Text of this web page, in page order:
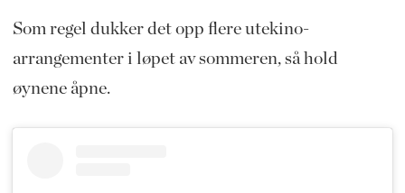
Som regel dukker det opp flere utekino-
arrangementer i løpet av sommeren, så hold
øynene åpne.